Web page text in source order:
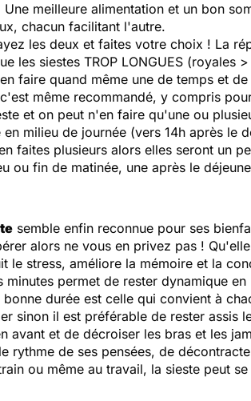
meilleure alimentation et un bon
chacun facilitant l'autre.
les deux et faites votre choix ! La
les siestes TROP LONGUES (royales
faire quand même une de temps et
même recommandé, y compris
et on peut n'en faire qu'une ou
milieu de journée (vers 14h après le
faites plusieurs alors elles seront un
ou fin de matinée, une après le
semble enfin reconnue pour ses
alors ne vous en privez pas !
le stress, améliore la mémoire et la
minutes permet de rester dynamique
durée est celle qui convient à
sinon il est préférable de rester assis
avant et de décroiser les bras et les
rythme de ses pensées, de
ou même au travail, la sieste peut